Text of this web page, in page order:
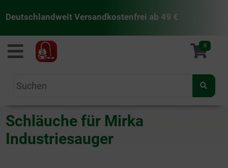
Deutschlandweit Versandkostenfrei ab 49 €
staubsaugermanufaktur 0
Schläuche für Mirka
Industriesauger